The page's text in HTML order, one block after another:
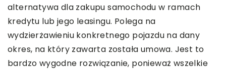
alternatywa dla zakupu samochodu w ramach
kredytu lub jego leasingu. Polega na
wydzierżawieniu konkretnego pojazdu na dany
okres, na który zawarta została umowa. Jest to
bardzo wygodne rozwiązanie, ponieważ wszelkie